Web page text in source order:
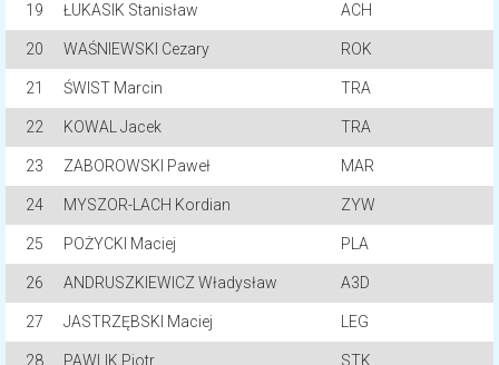
19 ŁUKASIK Stanisław ACH
20 WAŚNIEWSKI Cezary ROK
21 ŚWIST Marcin TRA
22 KOWAL Jacek TRA
23 ZABOROWSKI Paweł MAR
24 MYSZOR-LACH Kordian ZYW
25 POŻYCKI Maciej PLA
26 ANDRUSZKIEWICZ Władysław A3D
27 JASTRZĘBSKI Maciej LEG
28 PAWLIK Piotr STK